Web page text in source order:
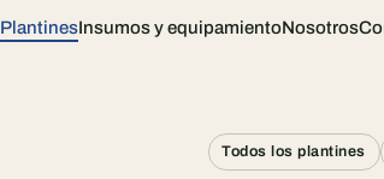
PlantinesInsumos y equipamientoNosotros
Todos los plantines